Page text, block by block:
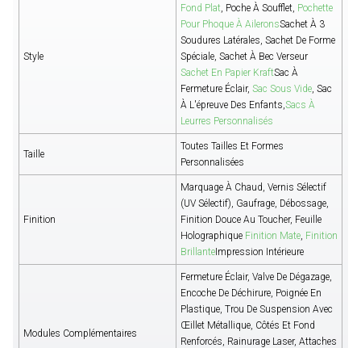
Style
Fond Plat , Poche À Soufflet, Pochette
Pour Phoque À AileronsSachet À 3
Soudures Latérales, Sachet De Forme
Spéciale, Sachet À Bec Verseur
Sachet En Papier KraftSac À
Fermeture Éclair, Sac Sous Vide, Sac
À L'épreuve Des Enfants, Sacs À
Leurres Personnalisés
Taille
Toutes Tailles Et Formes
Personnalisées
Finition
Marquage À Chaud, Vernis Sélectif
(UV Sélectif), Gaufrage, Débossage,
Finition Douce Au Toucher, Feuille
Holographique Finition Mate, Finition
BrillanteImpression Intérieure
Modules Complémentaires
Fermeture Éclair, Valve De Dégazage,
Encoche De Déchirure, Poignée En
Plastique, Trou De Suspension Avec
Œillet Métallique, Côtés Et Fond
Renforcés, Rainurage Laser, Attaches